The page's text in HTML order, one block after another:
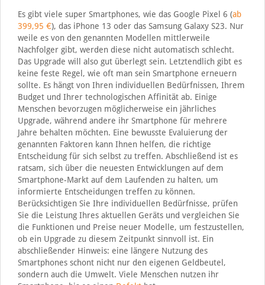
Es gibt viele super Smartphones, wie das Google Pixel 6 (ab
399,95 €), das iPhone 13 oder das Samsung Galaxy S23. Nur
weile es von den genannten Modellen mittlerweile
Nachfolger gibt, werden diese nicht automatisch schlecht.
Das Upgrade will also gut überlegt sein. Letztendlich gibt es
keine feste Regel, wie oft man sein Smartphone erneuern
sollte. Es hängt von Ihren individuellen Bedürfnissen, Ihrem
Budget und Ihrer technologischen Affinität ab. Einige
Menschen bevorzugen möglicherweise ein jährliches
Upgrade, während andere ihr Smartphone für mehrere
Jahre behalten möchten. Eine bewusste Evaluierung der
genannten Faktoren kann Ihnen helfen, die richtige
Entscheidung für sich selbst zu treffen. Abschließend ist es
ratsam, sich über die neuesten Entwicklungen auf dem
Smartphone-Markt auf dem Laufenden zu halten, um
informierte Entscheidungen treffen zu können.
Berücksichtigen Sie Ihre individuellen Bedürfnisse, prüfen
Sie die Leistung Ihres aktuellen Geräts und vergleichen Sie
die Funktionen und Preise neuer Modelle, um festzustellen,
ob ein Upgrade zu diesem Zeitpunkt sinnvoll ist. Ein
abschließender Hinweis: eine längere Nutzung des
Smartphones schont nicht nur den eigenen Geldbeutel,
sondern auch die Umwelt. Viele Menschen nutzen ihr